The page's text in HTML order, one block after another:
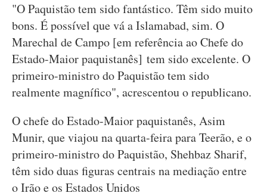
"O Paquistão tem sido fantástico. Têm sido muito
bons. É possível que vá a Islamabad, sim. O
Marechal de Campo [em referência ao Chefe do
Estado-Maior paquistanês] tem sido excelente. O
primeiro-ministro do Paquistão tem sido
realmente magnífico", acrescentou o republicano.
O chefe do Estado-Maior paquistanês, Asim
Munir, que viajou na quarta-feira para Teerão, e o
primeiro-ministro do Paquistão, Shehbaz Sharif,
têm sido duas figuras centrais na mediação entre
o Irão e os Estados Unidos